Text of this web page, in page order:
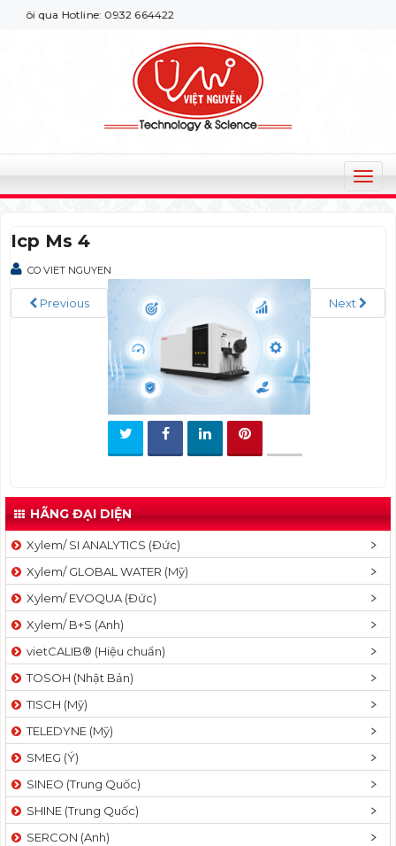
qua Hotline: 0932 664422
T
o
n
a
Icp Ms 4
CO VIET NGUYEN
Previous Next
HÃNG ĐẠI DIỆN
Xylem/ SI ANALYTICS (Đức)
Xylem/ GLOBAL WATER (Mỹ)
Xylem/ EVOQUA (Đức)
Xylem/ B+S (Anh)
vietCALIB® (Hiệu chuẩn)
TOSOH (Nhật Bản)
TISCH (Mỹ)
TELEDYNE (Mỹ)
SMEG (Ý)
SINEO (Trung Quốc)
SHINE (Trung Quốc)
SERCON (Anh)